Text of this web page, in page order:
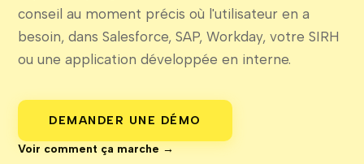
conseil au moment précis où l'utilisateur en a
besoin, dans Salesforce, SAP, Workday, votre SIRH
ou une application développée en interne.
DEMANDER UNE DÉMO
Voir comment ça marche →